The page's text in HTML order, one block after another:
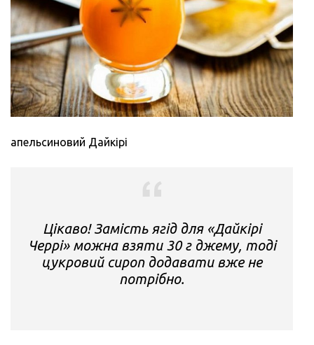
апельсиновий Дайкірі
Цікаво! Замість ягід для «Дайкірі
Черрі» можна взяти 30 г джему, тоді
цукровий сироп додавати вже не
потрібно.